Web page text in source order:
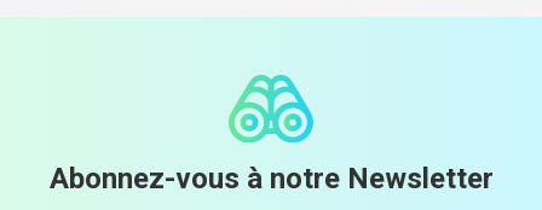
Abonnez-vous à notre Newsletter